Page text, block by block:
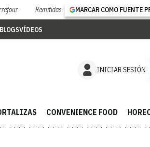
Remitidas MARCAR COMO FUENTE
BLOGSVÍDEOS
INICIAR SESIÓN
CONVENIENCE FOOD